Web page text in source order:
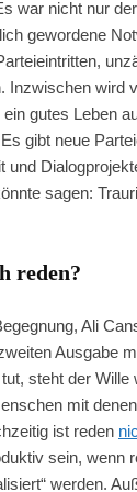
war nicht nur
gewordene
Inzwischen wird
gutes Leben
gibt neue
und
sagen:
reden?
Ali
Ausgabe
steht der Wille
mit
ist reden
sein, wenn
werden.